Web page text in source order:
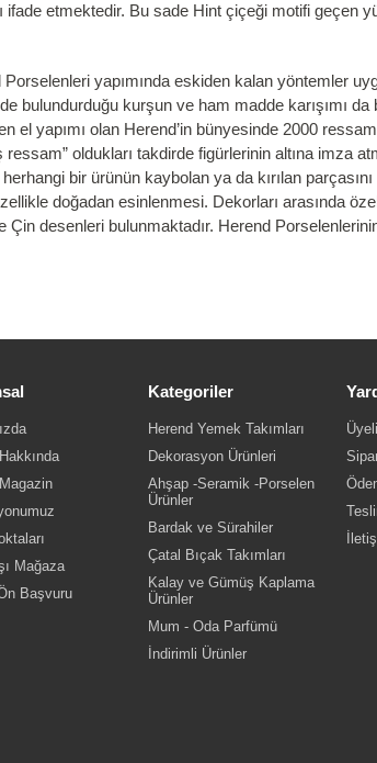
etmektedir. Bu sade Hint çiçeği motifi geçen
yapımında eskiden kalan yöntemler
bulundurduğu kurşun ve ham madde karışımı
el yapımı olan Herend’in bünyesinde 2000
oldukları takdirde figürlerinin altına imza
bir ürünün kaybolan ya da kırılan
doğadan esinlenmesi. Dekorları arasında
desenleri bulunmaktadır. Herend
Mağaza
Başvuru
Kategoriler
Herend Yemek Takımları
Dekorasyon Ürünleri
Ahşap -Seramik -Porselen
Ürünler
Bardak ve Sürahiler
Çatal Bıçak Takımları
Kalay ve Gümüş Kaplama
Ürünler
Mum - Oda Parfümü
İndirimli Ürünler